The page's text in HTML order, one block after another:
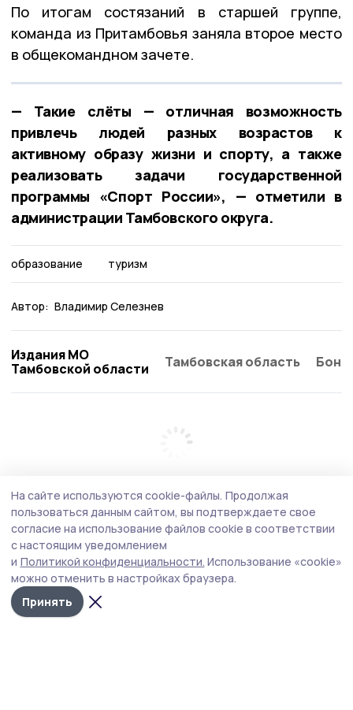
По итогам состязаний в старшей группе,
команда из Притамбовья заняла второе место
в общекомандном зачете.
— Такие слёты — отличная возможность
привлечь людей разных возрастов к
активному образу жизни и спорту, а также
реализовать задачи государственной
программы «Спорт России», — отметили в
администрации Тамбовского округа.
образование туризм
Автор: Владимир Селезнев
Издания МО
Тамбовской области
Тамбовская область
На сайте используются cookie-файлы. Продолжая
пользоваться данным сайтом, вы подтверждаете свое
согласие на использование файлов cookie в соответствии
с настоящим уведомлением
и Политикой конфиденциальности. Использование «cookie»
можно отменить в настройках браузера.
Принять